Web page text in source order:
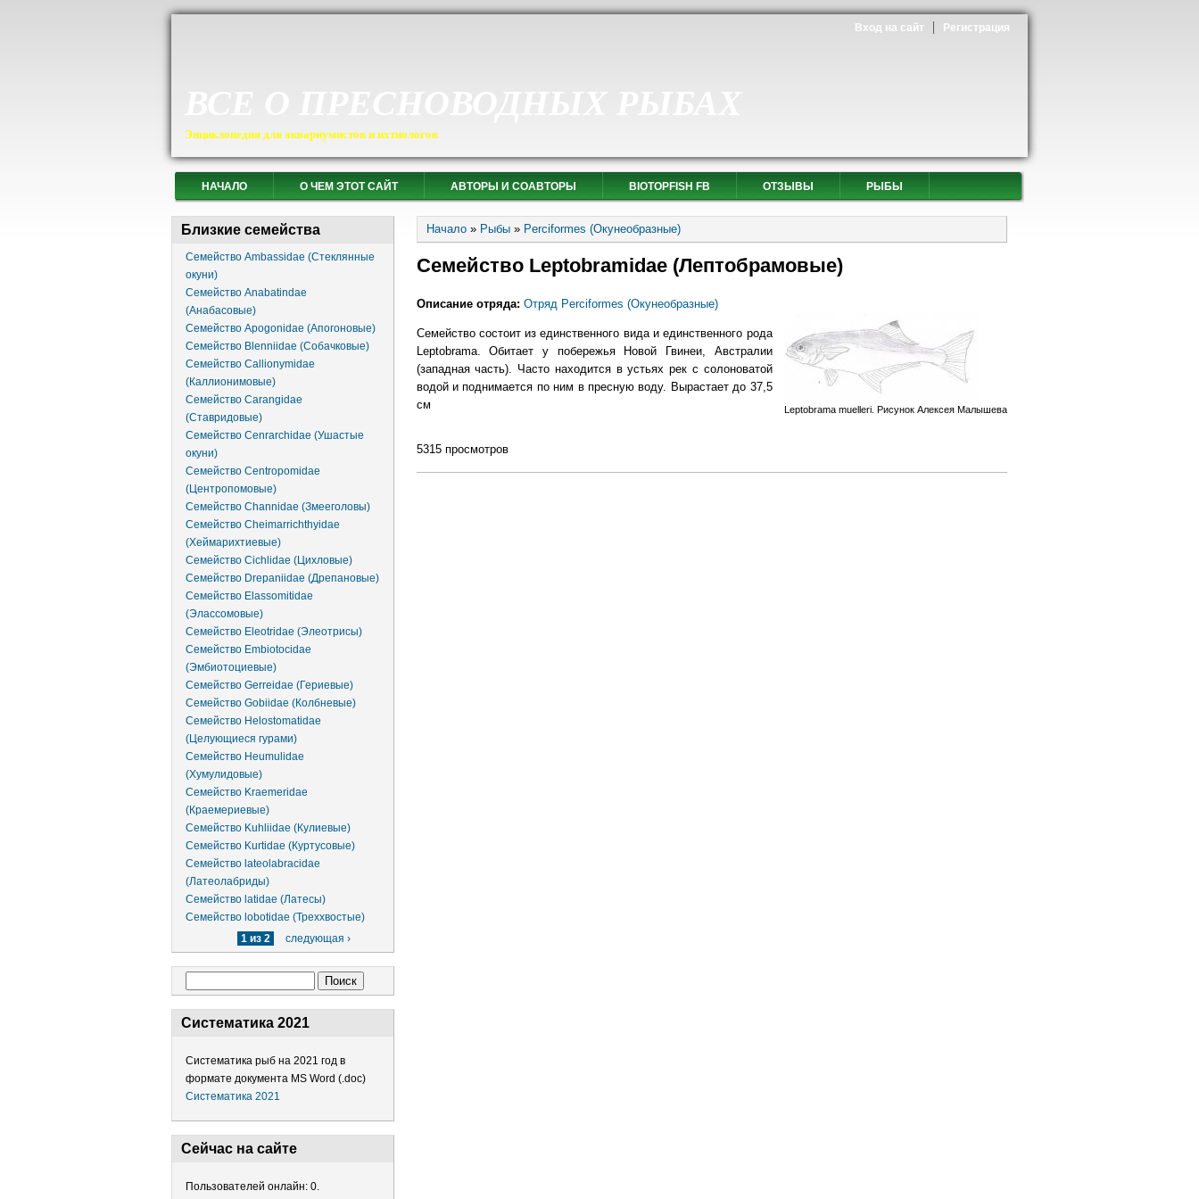
Энциклопедия для аквариумистов и ихтиологов
Вход на сайт Регистрация
НАЧАЛО О ЧЕМ ЭТОТ САЙТ АВТОРЫ И СОАВТОРЫ BIOTOPFISH FB ОТЗЫВЫ РЫБЫ
Близкие семейства
Семейство Ambassidae (Стеклянные
окуни)
Семейство Anabatindae
(Анабасовые)
Семейство Apogonidae (Апогоновые)
Семейство Blenniidae (Собачковые)
Семейство Callionymidae
(Каллионимовые)
Семейство Carangidae
(Ставридовые)
Семейство Cenrarchidae (Ушастые
окуни)
Семейство Centropomidae
(Центропомовые)
Семейство Channidae (Змееголовы)
Семейство Cheimarrichthyidae
(Хеймарихтиевые)
Семейство Cichlidae (Цихловые)
Семейство Drepaniidae (Дрепановые)
Семейство Elassomitidae
(Элассомовые)
Семейство Eleotridae (Элеотрисы)
Семейство Embiotocidae
(Эмбиотоциевые)
Семейство Gerreidae (Гериевые)
Семейство Gobiidae (Колбневые)
Семейство Helostomatidae
(Целующиеся гурами)
Семейство Heumulidae
(Хумулидовые)
Семейство Kraemeridae
(Краемериевые)
Семейство Kuhliidae (Кулиевые)
Семейство Kurtidae (Куртусовые)
Семейство lateolabracidae
(Латеолабриды)
Семейство latidae (Латесы)
Семейство lobotidae (Треххвостые)
1 из 2
следующая ›
Систематика 2021
Систематика рыб на 2021 год в
формате документа MS Word (.doc)
Систематика 2021
Сейчас на сайте
Пользователей онлайн: 0.
Вы здесь
Начало » Рыбы » Perciformes (Окунеобразные)
Семейство Leptobramidae (Лептобрамовые)
Описание отряда: Отряд Perciformes (Окунеобразные)
Leptobrama muelleri. Рисунок Алексея Малышева
Семейство состоит из единственного вида и единственного рода
Leptobrama. Обитает у побережья Новой Гвинеи, Австралии
(западная часть). Часто находится в устьях рек с солоноватой
водой и поднимается по ним в пресную воду. Вырастает до 37,5
см
5315 просмотров